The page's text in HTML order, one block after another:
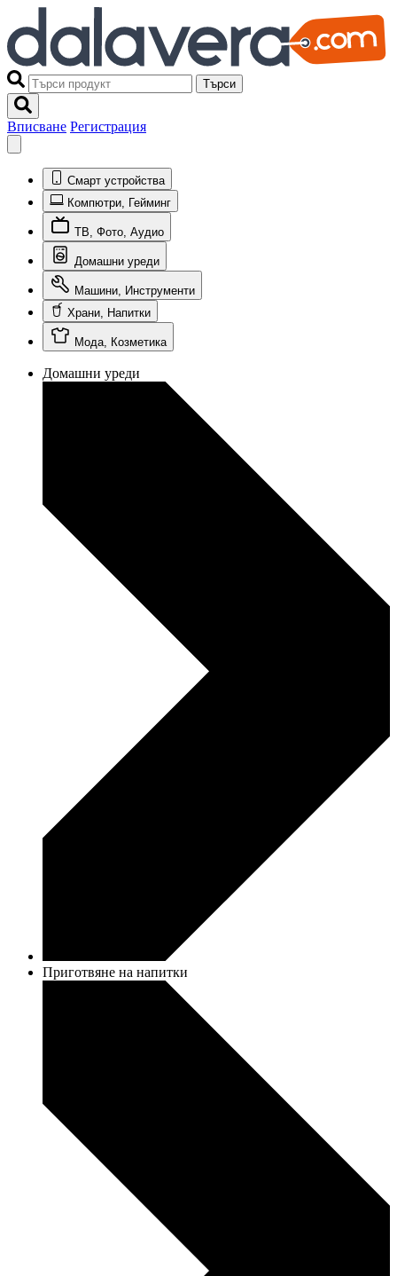
Търси
Вписване Регистрация
Смарт устройства
Компютри, Гейминг
ТВ, Фото, Аудио
Домашни уреди
Машини, Инструменти
Храни, Напитки
Мода, Козметика
Домашни уреди
Приготвяне на напитки